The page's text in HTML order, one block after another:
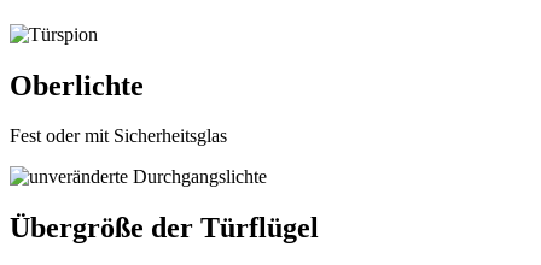
Oberlichte
Fest oder mit Sicherheitsglas
Übergröße der Türflügel